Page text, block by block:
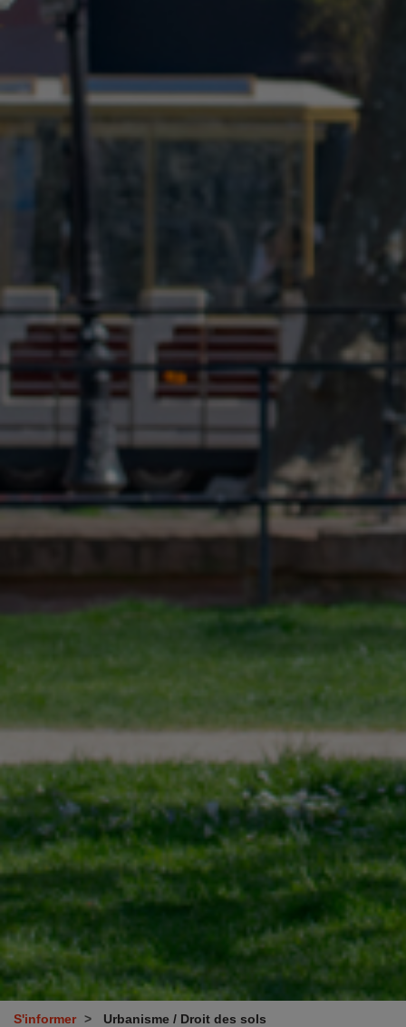
S'informer
Urbanisme / Droit des sols